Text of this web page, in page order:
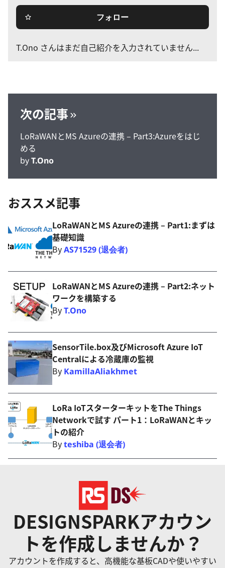
star_border フォロー
T.Ono さんはまだ自己紹介を入力されていません...
次の記事
LoRaWANとMS Azureの連携 – Part3:Azureをはじ
める
byT.Ono
おススメ記事
LoRaWANとMS Azureの連携 – Part1:まずは
基礎知識
ByAS71529 (退会者)
LoRaWANとMS Azureの連携 – Part2:ネット
ワークを構築する
ByT.Ono
SensorTile.box及びMicrosoft Azure IoT
Centralによる冷蔵庫の監視
By KamillaAliakhmet
LoRa IoTスターターキットをThe Things
Networkで試す パート1：LoRaWANとキッ
トの紹介
Byteshiba (退会者)
DESIGNSPARKアカウン
トを作成しませんか？
アカウントを作成すると、高機能な基板CADや使いやすい